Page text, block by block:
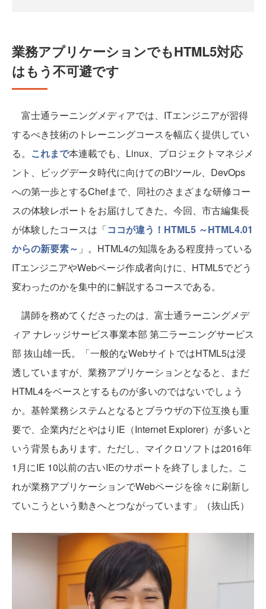
業務アプリケーションでもHTML5対応
はもう不可避です
富士通ラーニングメディアでは、ITエンジニアが習得
するべき技術のトレーニングコースを幅広く提供してい
る。 これまで本連載でも、Linux、プロジェクトマネジメ
ント、ビッグデータ時代に向けてのBIツール、DevOps
への第一歩とするChefまで、同社のさまざまな研修コー
スの体験レポートをお届けしてきた。今回、市古編集長
が体験したコースは「ココが違う！HTML5 ～HTML4.01
からの新要素～ 」。HTML4の知識をある程度持っている
ITエンジニアやWebページ作成者向けに、HTML5でどう
変わったのかを集中的に解説するコースである。
講師を務めてくださったのは、富士通ラーニングメデ
ィア ナレッジサービス事業本部 第二ラーニングサービス
部 抜山雄一氏。「一般的なWebサイトではHTML5は浸
透していますが、業務アプリケーションとなると、まだ
HTML4をベースとするものが多いのではないでしょう
か。基幹業務システムとなるとブラウザの下位互換も重
要で、企業内だとやはりIE（Internet Explorer）が多いと
いう背景もあります。ただし、マイクロソフトは2016年
1月にIE 10以前の古いIEのサポートを終了しました。こ
れが業務アプリケーションでWebページを徐々に刷新し
ていこうという動きへとつながっています」（抜山氏）